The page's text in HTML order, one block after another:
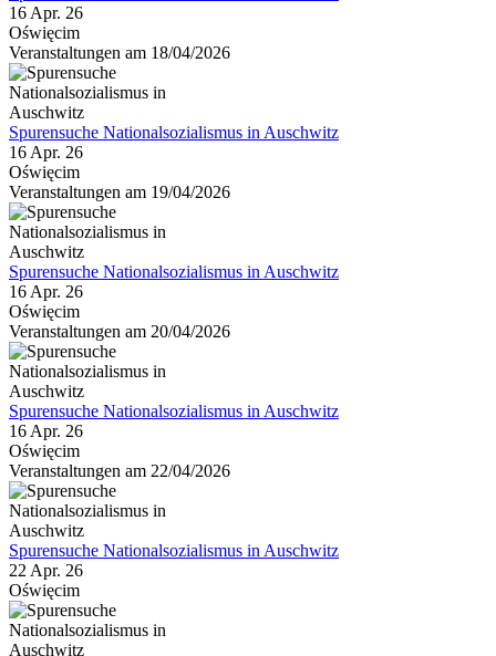
16 Apr. 26
Oświęcim
Veranstaltungen am 18/04/2026
Spurensuche Nationalsozialismus in Auschwitz
16 Apr. 26
Oświęcim
Veranstaltungen am 19/04/2026
Spurensuche Nationalsozialismus in Auschwitz
16 Apr. 26
Oświęcim
Veranstaltungen am 20/04/2026
Spurensuche Nationalsozialismus in Auschwitz
16 Apr. 26
Oświęcim
Veranstaltungen am 22/04/2026
Spurensuche Nationalsozialismus in Auschwitz
22 Apr. 26
Oświęcim